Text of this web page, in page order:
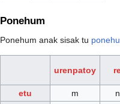
Ponehum
Ponehum anak sisak tu
urenpatoy
etu m n